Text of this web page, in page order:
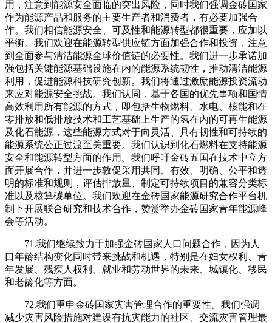
用，注意到能源安全面临的突出风险，同时我们强调金砖国家
作为能源产品和服务的主要生产者和消费者，有必要加强合
作。我们相信能源安全、可及性和能源转型都很重要，应加以
平衡。我们欢迎在能源转型供应链方面加强合作和投资，注意
到全面参与清洁能源全球价值链的必要性。我们进一步承诺加
强包括关键能源基础设施在内的能源系统韧性，推动清洁能源
利用，促进能源科技研究创新。我们将通过激励能源投资流动
来应对能源安全挑战。我们认同，基于各国的优先事项和国情
高效利用所有能源的方式，即包括生物燃料、水电、核能和在
零排放和低排放技术和工艺基础上生产的氢在内的可再生能源
及化石能源，这些能源方式对于向灵活、具有韧性和可持续的
能源系统公正过渡至关重要。我们认识到化石燃料在支持能源
安全和能源转型方面的作用。我们呼吁金砖五国在技术中立方
面开展合作，并进一步敦促采用共同、有效、明确、公平和透
明的标准和规则，评估排放量、制定可持续项目的兼容分类标
准以及核算碳单位。我们欢迎在金砖国家能源研究合作平台机
制下开展联合研究和技术合作，赞赏举办金砖国家青年能源峰
会等活动。
71.我们继续致力于加强金砖国家人口问题合作，因为人
口年龄结构变化同时带来挑战和机遇，特别是在妇女权利、青
年发展、残疾人权利、就业和劳动世界的未来、城镇化、移民
和老龄化等方面。
72.我们重申金砖国家灾害管理合作的重要性。我们强调
减少灾害风险措施对建设有抗灾能力的社区、交流灾害管理最